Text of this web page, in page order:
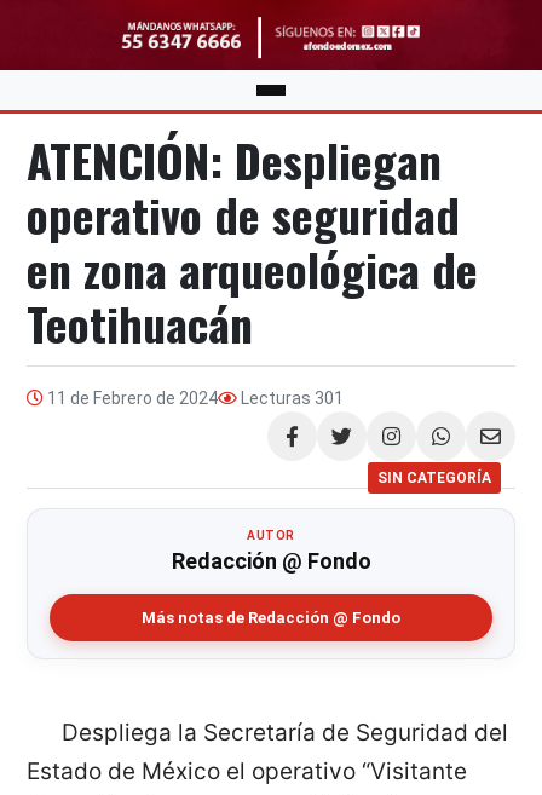
ATENCIÓN: Despliegan
operativo de seguridad
en zona arqueológica de
Teotihuacán
11 de Febrero de 2024 Lecturas 301
Compartir
SIN CATEGORÍA
AUTOR
Redacción @ Fondo
Más notas de Redacción @ Fondo
Despliega la Secretaría de Seguridad del
Estado de México el operativo “Visitante